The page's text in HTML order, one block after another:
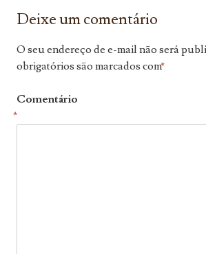
Deixe um comentário
O seu endereço de e-mail não será
obrigatórios são marcados com*
Comentário
*